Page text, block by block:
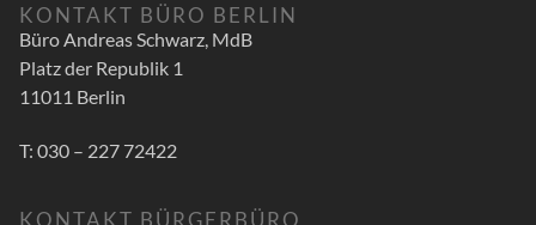
KONTAKT BÜRO BERLIN
Büro Andreas Schwarz, MdB
Platz der Republik 1
11011 Berlin
T: 030 – 227 72422
KONTAKT BÜRGERBÜRO